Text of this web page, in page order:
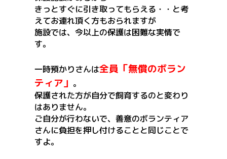
きっとすぐに引き取ってもらえる・・と考
えてお連れ頂く方もおられますが
施設では、今以上の保護は困難な実情で
す。
一時預かりさんは全員「無償のボラン
ティア」 。
保護された方が自分で飼育するのと変わり
はありません。
ご自分が行わないで、善意のボランティア
さんに負担を押し付けることと同じことで
すよ。